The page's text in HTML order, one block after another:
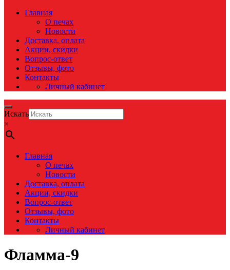
Главная
О печах
Новости
Доставка, оплата
Акции, скидки
Вопрос-ответ
Отзывы, фото
Контакты
Личный кабинет
Искать
×
Главная
О печах
Новости
Доставка, оплата
Акции, скидки
Вопрос-ответ
Отзывы, фото
Контакты
Личный кабинет
Фламма-9